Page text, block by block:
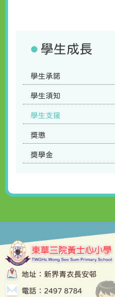
學生成長
學生承諾
學生須知
學生支援
獎懲
獎學金
地址：新界青衣長安邨
電話：2497 8784